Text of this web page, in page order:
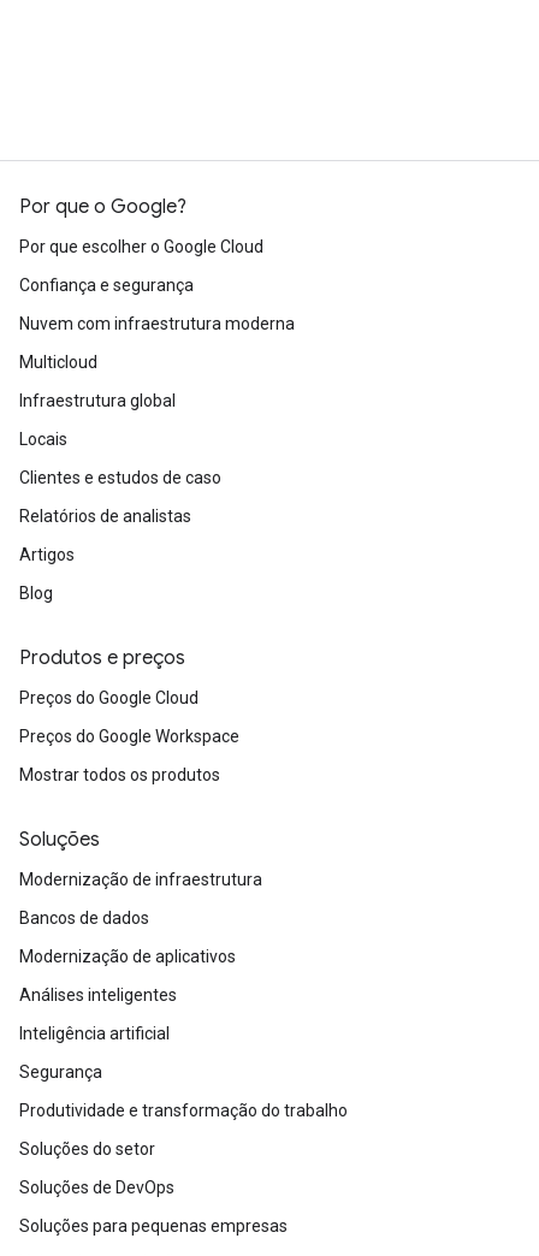
Por que o Google?
Por que escolher o Google Cloud
Confiança e segurança
Nuvem com infraestrutura moderna
Multicloud
Infraestrutura global
Locais
Clientes e estudos de caso
Relatórios de analistas
Artigos
Blog
Produtos e preços
Preços do Google Cloud
Preços do Google Workspace
Mostrar todos os produtos
Soluções
Modernização de infraestrutura
Bancos de dados
Modernização de aplicativos
Análises inteligentes
Inteligência artificial
Segurança
Produtividade e transformação do trabalho
Soluções do setor
Soluções de DevOps
Soluções para pequenas empresas